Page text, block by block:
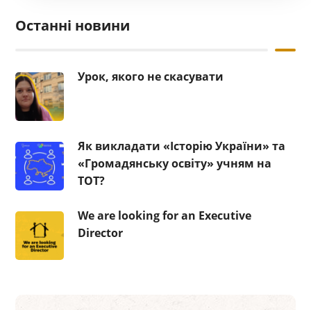
Останні новини
Урок, якого не скасувати
Як викладати «Історію України» та
«Громадянську освіту» учням на
ТОТ?
We are looking for an Executive
Director